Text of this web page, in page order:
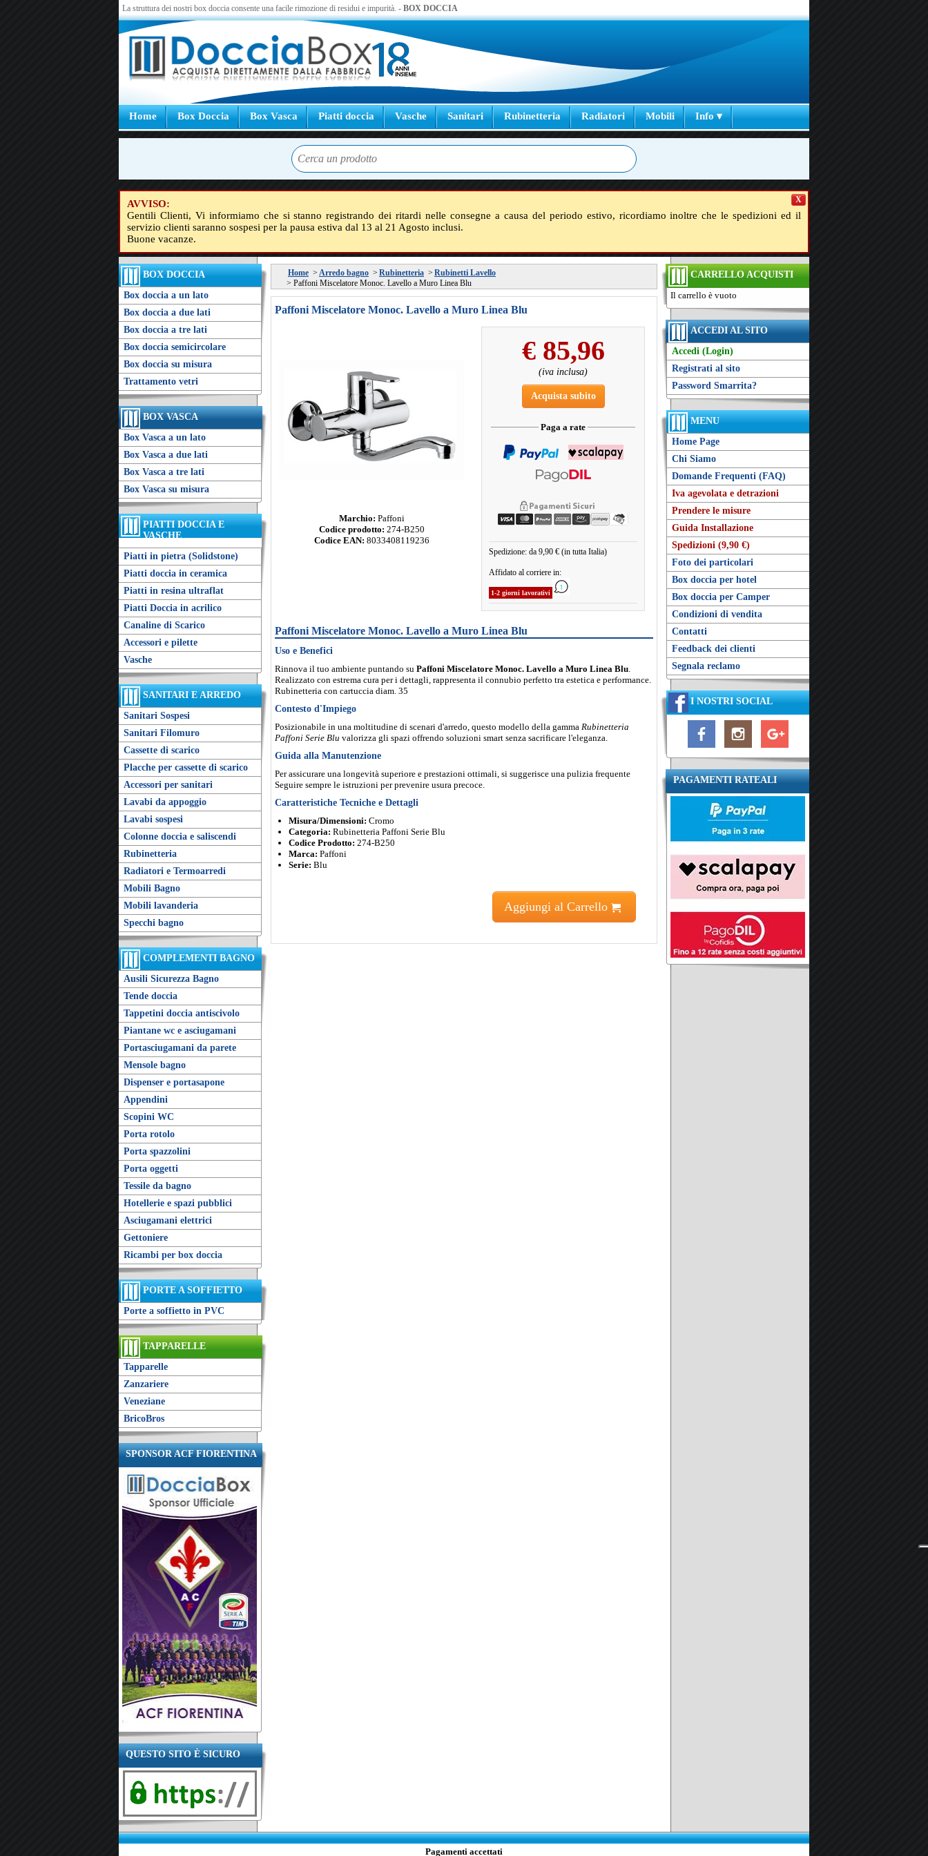
La struttura dei nostri box doccia consente una facile rimozione di residui e impurità. - BOX DOCCIA
Home Box Doccia Box Vasca Piatti doccia Vasche Sanitari Rubinetteria Radiatori Mobili Info ▾
AVVISO:
Gentili Clienti, Vi informiamo che si stanno registrando dei ritardi nelle consegne a causa del periodo estivo, ricordiamo inoltre che le spedizioni ed il
servizio clienti saranno sospesi per la pausa estiva dal 13 al 21 Agosto inclusi.
Buone vacanze.
X
BOX DOCCIA
Box doccia a un lato
Box doccia a due lati
Box doccia a tre lati
Box doccia semicircolare
Box doccia su misura
Trattamento vetri
BOX VASCA
Box Vasca a un lato
Box Vasca a due lati
Box Vasca a tre lati
Box Vasca su misura
PIATTI DOCCIA E
VASCHE
Piatti in pietra (Solidstone)
Piatti doccia in ceramica
Piatti in resina ultraflat
Piatti Doccia in acrilico
Canaline di Scarico
Accessori e pilette
Vasche
SANITARI E ARREDO
Sanitari Sospesi
Sanitari Filomuro
Cassette di scarico
Placche per cassette di scarico
Accessori per sanitari
Lavabi da appoggio
Lavabi sospesi
Colonne doccia e saliscendi
Rubinetteria
Radiatori e Termoarredi
Mobili Bagno
Mobili lavanderia
Specchi bagno
COMPLEMENTI BAGNO
Ausili Sicurezza Bagno
Tende doccia
Tappetini doccia antiscivolo
Piantane wc e asciugamani
Portasciugamani da parete
Mensole bagno
Dispenser e portasapone
Appendini
Scopini WC
Porta rotolo
Porta spazzolini
Porta oggetti
Tessile da bagno
Hotellerie e spazi pubblici
Asciugamani elettrici
Gettoniere
Ricambi per box doccia
PORTE A SOFFIETTO
Porte a soffietto in PVC
TAPPARELLE
Tapparelle
Zanzariere
Veneziane
BricoBros
SPONSOR ACF FIORENTINA
QUESTO SITO È SICURO
CARRELLO ACQUISTI
Il carrello è vuoto
ACCEDI AL SITO
Accedi (Login)
Registrati al sito
Password Smarrita?
MENU
Home Page
Chi Siamo
Domande Frequenti (FAQ)
Iva agevolata e detrazioni
Prendere le misure
Guida Installazione
Spedizioni (9,90 €)
Foto dei particolari
Box doccia per hotel
Box doccia per Camper
Condizioni di vendita
Contatti
Feedback dei clienti
Segnala reclamo
I NOSTRI SOCIAL
PAGAMENTI RATEALI
Home > Arredo bagno > Rubinetteria > Rubinetti Lavello
> Paffoni Miscelatore Monoc. Lavello a Muro Linea Blu
Paffoni Miscelatore Monoc. Lavello a Muro Linea Blu
Marchio: Paffoni
Codice prodotto: 274-B250
Codice EAN: 8033408119236
€ 85,96
(iva inclusa)
Acquista subito
Paga a rate
Spedizione: da 9,90 € (in tutta Italia)
Affidato al corriere in:
1-2 giorni lavorativi
Paffoni Miscelatore Monoc. Lavello a Muro Linea Blu
Uso e Benefici
Rinnova il tuo ambiente puntando su Paffoni Miscelatore Monoc. Lavello a Muro Linea Blu.
Realizzato con estrema cura per i dettagli, rappresenta il connubio perfetto tra estetica e performance.
Rubinetteria con cartuccia diam. 35
Contesto d'Impiego
Posizionabile in una moltitudine di scenari d'arredo, questo modello della gamma Rubinetteria
Paffoni Serie Blu valorizza gli spazi offrendo soluzioni smart senza sacrificare l'eleganza.
Guida alla Manutenzione
Per assicurare una longevità superiore e prestazioni ottimali, si suggerisce una pulizia frequente
Seguire sempre le istruzioni per prevenire usura precoce.
Caratteristiche Tecniche e Dettagli
Misura/Dimensioni: Cromo
Categoria: Rubinetteria Paffoni Serie Blu
Codice Prodotto: 274-B250
Marca: Paffoni
Serie: Blu
Aggiungi al Carrello
Pagamenti accettati